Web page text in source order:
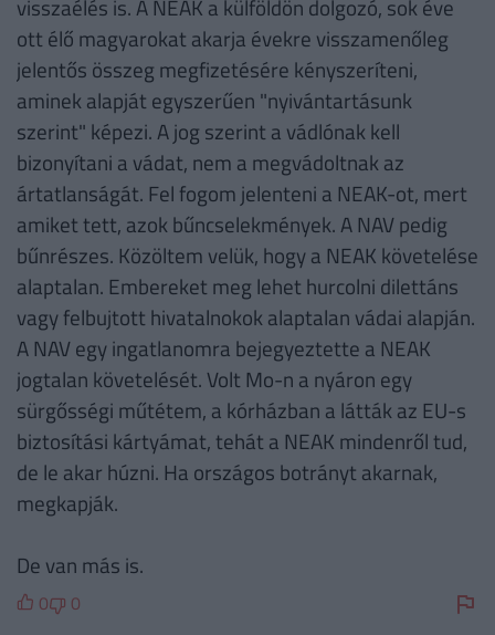
visszaélés is. A NEAK a külföldön dolgozó, sok éve
ott élő magyarokat akarja évekre visszamenőleg
jelentős összeg megfizetésére kényszeríteni,
aminek alapját egyszerűen "nyivántartásunk
szerint" képezi. A jog szerint a vádlónak kell
bizonyítani a vádat, nem a megvádoltnak az
ártatlanságát. Fel fogom jelenteni a NEAK-ot, mert
amiket tett, azok bűncselekmények. A NAV pedig
bűnrészes. Közöltem velük, hogy a NEAK követelése
alaptalan. Embereket meg lehet hurcolni dilettáns
vagy felbujtott hivatalnokok alaptalan vádai alapján.
A NAV egy ingatlanomra bejegyeztette a NEAK
jogtalan követelését. Volt Mo-n a nyáron egy
sürgősségi műtétem, a kórházban a látták az EU-s
biztosítási kártyámat, tehát a NEAK mindenről tud,
de le akar húzni. Ha országos botrányt akarnak,
megkapják.
De van más is.
0 0